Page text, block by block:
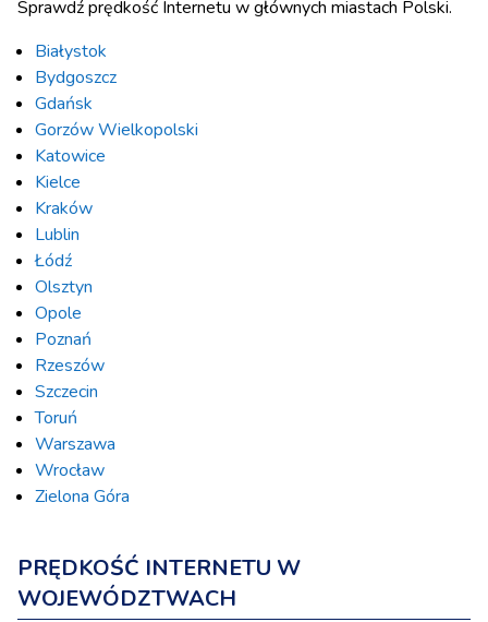
Sprawdź prędkość Internetu w głównych miastach Polski.
Białystok
Bydgoszcz
Gdańsk
Gorzów Wielkopolski
Katowice
Kielce
Kraków
Lublin
Łódź
Olsztyn
Opole
Poznań
Rzeszów
Szczecin
Toruń
Warszawa
Wrocław
Zielona Góra
PRĘDKOŚĆ INTERNETU W
WOJEWÓDZTWACH